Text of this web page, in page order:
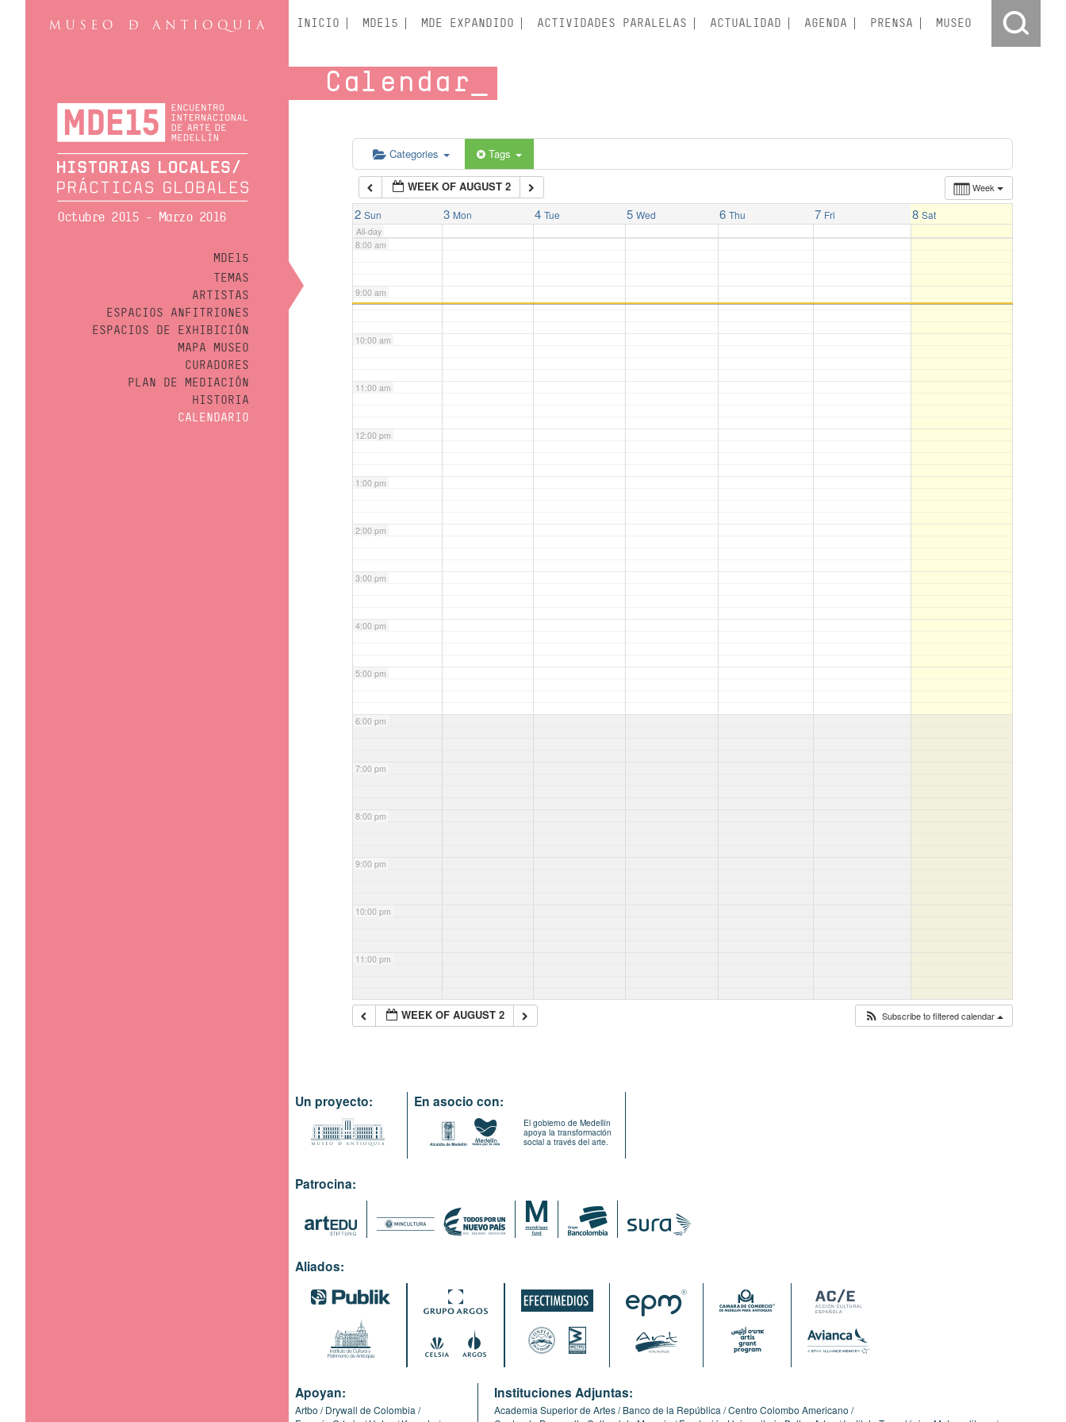
Octubre 2015 - Marzo 2016
MDE15
TEMAS
ARTISTAS
ESPACIOS ANFITRIONES
ESPACIOS DE EXHIBICIÓN
MAPA MUSEO
CURADORES
PLAN DE MEDIACIÓN
HISTORIA
CALENDARIO
INICIO MDE15 MDE EXPANDIDO ACTIVIDADES PARALELAS ACTUALIDAD AGENDA PRENSA MUSEO
Calendar
Categories Tags
Week
WEEK OF AUGUST 2
2 Sun 3 Mon 4 Tue 5 Wed 6 Thu 7 Fri 8 Sat
All-day
5:00 am
6:00 am
7:00 am
8:00 am
9:00 am
10:00 am
11:00 am
12:00 pm
1:00 pm
2:00 pm
3:00 pm
4:00 pm
5:00 pm
6:00 pm
7:00 pm
8:00 pm
9:00 pm
10:00 pm
11:00 pm
WEEK OF AUGUST 2 Subscribe to filtered calendar
Un proyecto: En asocio con:
El gobierno de Medellín
apoya la transformación
social a través del arte.
Patrocina:
Aliados:
Apoyan:
Artbo
Drywall de Colombia
Instituciones Adjuntas:
Academia Superior de Artes Banco de la República Centro Colombo Americano